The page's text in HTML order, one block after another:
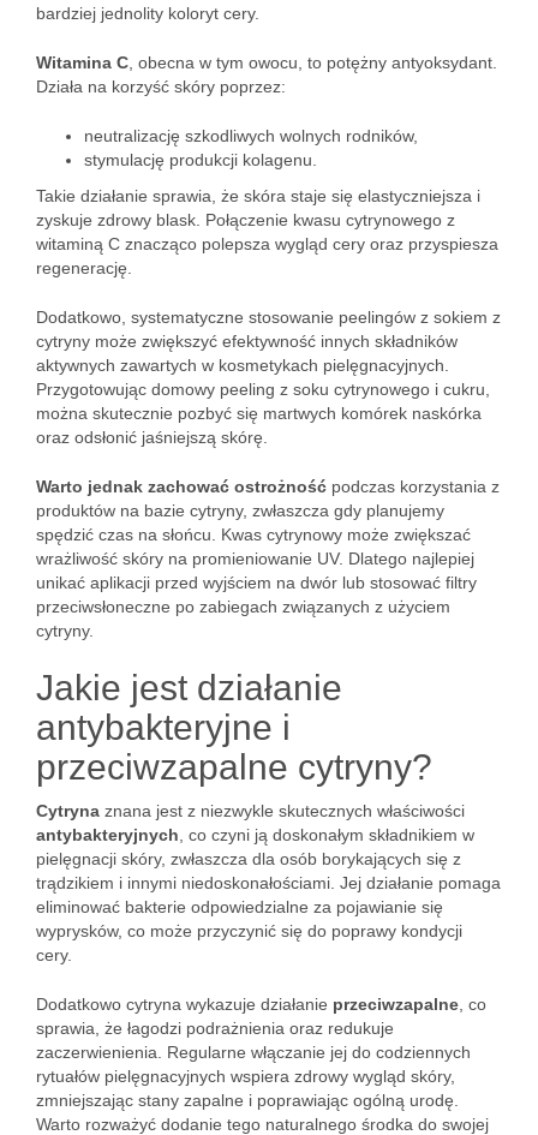
bardziej jednolity koloryt cery.
Witamina C , obecna w tym owocu, to potężny antyoksydant.
Działa na korzyść skóry poprzez:
neutralizację szkodliwych wolnych rodników,
stymulację produkcji kolagenu.
Takie działanie sprawia, że skóra staje się elastyczniejsza i
zyskuje zdrowy blask. Połączenie kwasu cytrynowego z
witaminą C znacząco polepsza wygląd cery oraz przyspiesza
regenerację.
Dodatkowo, systematyczne stosowanie peelingów z sokiem z
cytryny może zwiększyć efektywność innych składników
aktywnych zawartych w kosmetykach pielęgnacyjnych.
Przygotowując domowy peeling z soku cytrynowego i cukru,
można skutecznie pozbyć się martwych komórek naskórka
oraz odsłonić jaśniejszą skórę.
Warto jednak zachować ostrożność podczas korzystania z
produktów na bazie cytryny, zwłaszcza gdy planujemy
spędzić czas na słońcu. Kwas cytrynowy może zwiększać
wrażliwość skóry na promieniowanie UV. Dlatego najlepiej
unikać aplikacji przed wyjściem na dwór lub stosować filtry
przeciwsłoneczne po zabiegach związanych z użyciem
cytryny.
Jakie jest działanie
antybakteryjne i
przeciwzapalne cytryny?
Cytryna znana jest z niezwykle skutecznych właściwości
antybakteryjnych , co czyni ją doskonałym składnikiem w
pielęgnacji skóry, zwłaszcza dla osób borykających się z
trądzikiem i innymi niedoskonałościami. Jej działanie pomaga
eliminować bakterie odpowiedzialne za pojawianie się
wyprysków, co może przyczynić się do poprawy kondycji
cery.
Dodatkowo cytryna wykazuje działanie przeciwzapalne , co
sprawia, że łagodzi podrażnienia oraz redukuje
zaczerwienienia. Regularne włączanie jej do codziennych
rytuałów pielęgnacyjnych wspiera zdrowy wygląd skóry,
zmniejszając stany zapalne i poprawiając ogólną urodę.
Warto rozważyć dodanie tego naturalnego środka do swojej